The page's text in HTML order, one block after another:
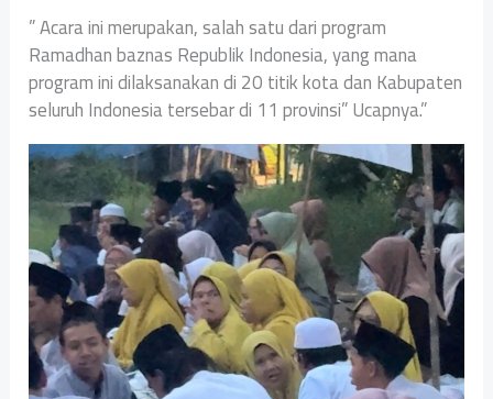
” Acara ini merupakan, salah satu dari program
Ramadhan baznas Republik Indonesia, yang mana
program ini dilaksanakan di 20 titik kota dan Kabupaten
seluruh Indonesia tersebar di 11 provinsi” Ucapnya.”